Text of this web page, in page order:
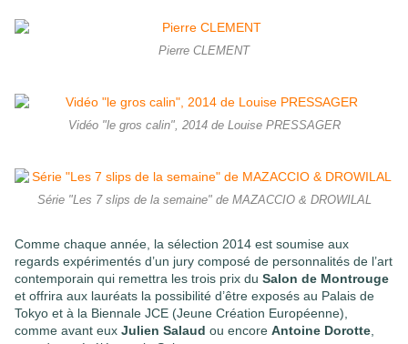
Pierre CLEMENT
Vidéo "le gros calin", 2014 de Louise PRESSAGER
Série "Les 7 slips de la semaine" de MAZACCIO & DROWILAL
Comme chaque année, la sélection 2014 est soumise aux
regards expérimentés d’un jury composé de personnalités de l’art
contemporain qui remettra les trois prix du Salon de Montrouge
et offrira aux lauréats la possibilité d’être exposés au Palais de
Tokyo et à la Biennale JCE (Jeune Création Européenne),
comme avant eux Julien Salaud ou encore Antoine Dorotte